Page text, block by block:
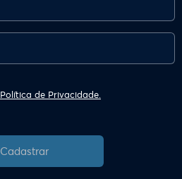
Política de Privacidade.
Cadastrar